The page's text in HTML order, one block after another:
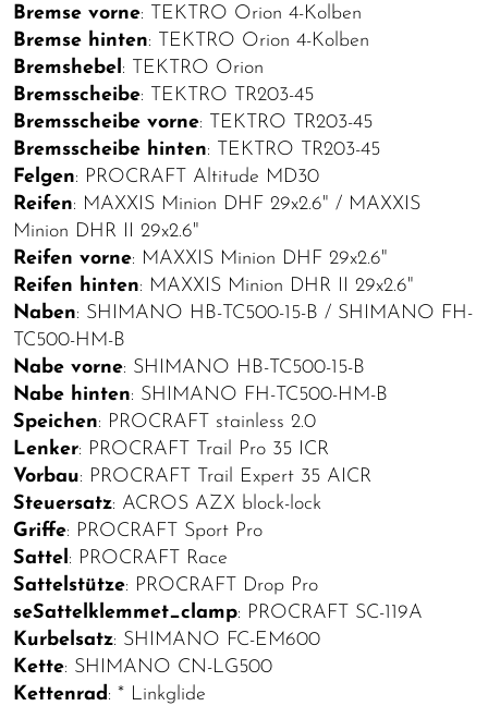
Bremse vorne: TEKTRO Orion 4-Kolben
Bremse hinten: TEKTRO Orion 4-Kolben
Bremshebel : TEKTRO Orion
Bremsscheibe: TEKTRO TR203-45
Bremsscheibe vorne: TEKTRO TR203-45
Bremsscheibe hinten: TEKTRO TR203-45
Felgen: PROCRAFT Altitude MD30
Reifen: MAXXIS Minion DHF 29x2.6" / MAXXIS
Minion DHR II 29x2.6"
Reifen vorne: MAXXIS Minion DHF 29x2.6"
Reifen hinten: MAXXIS Minion DHR II 29x2.6"
Naben: SHIMANO HB-TC500-15-B / SHIMANO FH-
TC500-HM-B
Nabe vorne: SHIMANO HB-TC500-15-B
Nabe hinten: SHIMANO FH-TC500-HM-B
Speichen: PROCRAFT stainless 2.0
Lenker: PROCRAFT Trail Pro 35 ICR
Vorbau: PROCRAFT Trail Expert 35 AICR
Steuersatz: ACROS AZX block-lock
Griffe: PROCRAFT Sport Pro
Sattel : PROCRAFT Race
Sattelstütze: PROCRAFT Drop Pro
seSattelklemmet_clamp: PROCRAFT SC-119A
Kurbelsatz: SHIMANO FC-EM600
Kette: SHIMANO CN-LG500
Kettenrad : * Linkglide